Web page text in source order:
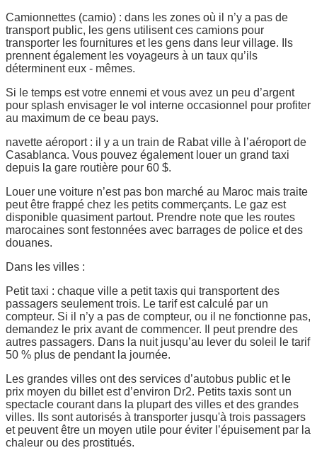
Camionnettes (camio) : dans les zones où il n’y a pas de
transport public, les gens utilisent ces camions pour
transporter les fournitures et les gens dans leur village. Ils
prennent également les voyageurs à un taux qu’ils
déterminent eux - mêmes.
Si le temps est votre ennemi et vous avez un peu d’argent
pour splash envisager le vol interne occasionnel pour profiter
au maximum de ce beau pays.
navette aéroport : il y a un train de Rabat ville à l’aéroport de
Casablanca. Vous pouvez également louer un grand taxi
depuis la gare routière pour 60 $.
Louer une voiture n’est pas bon marché au Maroc mais traite
peut être frappé chez les petits commerçants. Le gaz est
disponible quasiment partout. Prendre note que les routes
marocaines sont festonnées avec barrages de police et des
douanes.
Dans les villes :
Petit taxi : chaque ville a petit taxis qui transportent des
passagers seulement trois. Le tarif est calculé par un
compteur. Si il n’y a pas de compteur, ou il ne fonctionne pas,
demandez le prix avant de commencer. Il peut prendre des
autres passagers. Dans la nuit jusqu’au lever du soleil le tarif
50 % plus de pendant la journée.
Les grandes villes ont des services d’autobus public et le
prix moyen du billet est d’environ Dr2. Petits taxis sont un
spectacle courant dans la plupart des villes et des grandes
villes. Ils sont autorisés à transporter jusqu'à trois passagers
et peuvent être un moyen utile pour éviter l’épuisement par la
chaleur ou des prostitués.